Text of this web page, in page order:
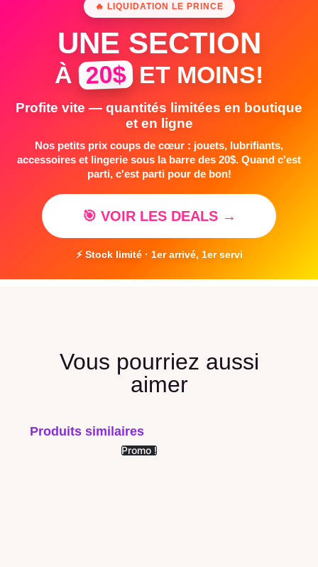
🔥 LIQUIDATION LE PRINCE
UNE SECTION
À 20$ ET MOINS!
Profite vite — quantités limitées en boutique
et en ligne
Nos petits prix coups de cœur : jouets, lubrifiants,
accessoires et lingerie sous la barre des 20$. Quand c'est
parti, c'est parti pour de bon!
🎯 VOIR LES DEALS →
⚡ Stock limité · 1er arrivé, 1er servi
Vous pourriez aussi
aimer
Produits similaires
Promo !